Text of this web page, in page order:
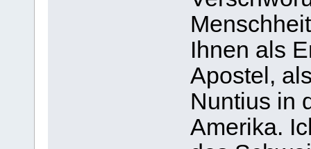
Ihnen als
Apostel,
Nuntius in
Amerika.